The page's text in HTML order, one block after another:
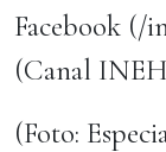
Facebook (/
(Canal
(Foto: